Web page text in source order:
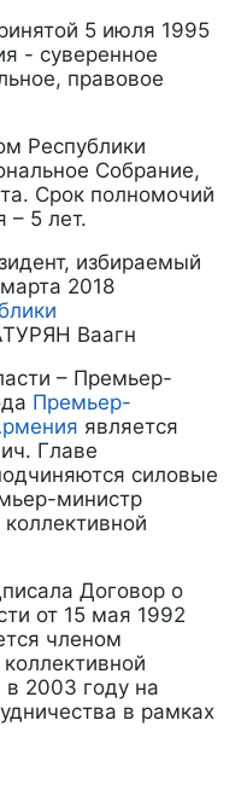
5 июля 1995
- суверенное
правовое
Республики
Собрание,
Срок полномочий
– 5 лет.
избираемый
2018
Ваагн
– Премьер-
Премьер-
является
Главе
силовые
министр
Договор о
от 15 мая 1992
членом
в 2003 году на
в рамках